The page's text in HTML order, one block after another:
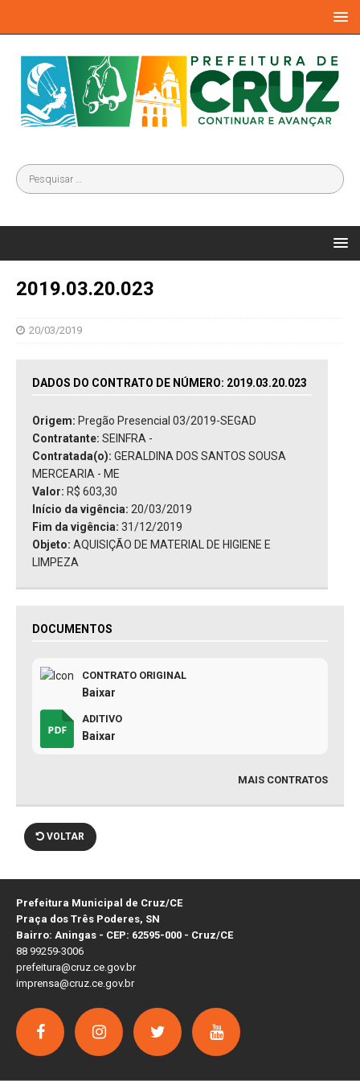
2019.03.20.023
20/03/2019
DADOS DO CONTRATO DE NÚMERO: 2019.03.20.023
Origem: Pregão Presencial 03/2019-SEGAD
Contratante: SEINFRA -
Contratada(o): GERALDINA DOS SANTOS SOUSA
MERCEARIA - ME
Valor: R$ 603,30
Início da vigência: 20/03/2019
Fim da vigência: 31/12/2019
Objeto: AQUISIÇÃO DE MATERIAL DE HIGIENE E
LIMPEZA
DOCUMENTOS
CONTRATO ORIGINAL
Baixar
ADITIVO
Baixar
MAIS CONTRATOS
VOLTAR
Prefeitura Municipal de Cruz/CE
Praça dos Três Poderes, SN
Bairro: Aningas - CEP: 62595-000 - Cruz/CE
88 99259-3006
prefeitura@cruz.ce.gov.br
imprensa@cruz.ce.gov.br